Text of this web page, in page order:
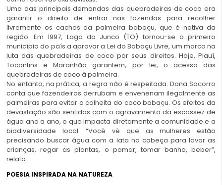
Uma das principais demandas das quebradeiras de coco era
garantir o direito de entrar nas fazendas para recolher
livremente os cachos da palmeira babaçu, que é nativa da
região. Em 1997, Lago do Junco (TO) tornou-se o primeiro
município do país a aprovar a Lei do Babaçu Livre, um marco na
luta das quebradeiras de coco por seus direitos. Hoje, Piauí,
Tocantins e Maranhão garantem, por lei, o acesso das
quebradeiras de coco à palmeira.
No entanto, na prática, a regra não é respeitada. Dona Socorro
conta que fazendeiros derrubam e envenenam ilegalmente as
palmeiras para evitar a colheita do coco babaçu. Os efeitos da
devastação são sentidos com o agravamento da escassez de
água ano a ano, o que impacta diretamente a comunidade e a
biodiversidade local. “Você vê que as mulheres estão
precisando buscar água com a lata na cabeça para lavar as
crianças, regar as plantas, o pomar, tomar banho, beber”,
relata.
POESIA INSPIRADA NA NATUREZA